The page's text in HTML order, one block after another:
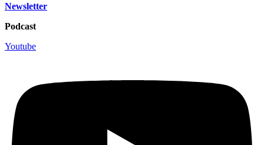
Newsletter
Podcast
Youtube